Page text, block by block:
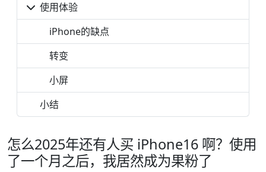
使用体验
iPhone的缺点
转变
小屏
小结
怎么2025年还有人买 iPhone16 啊？使用
了一个月之后，我居然成为果粉了